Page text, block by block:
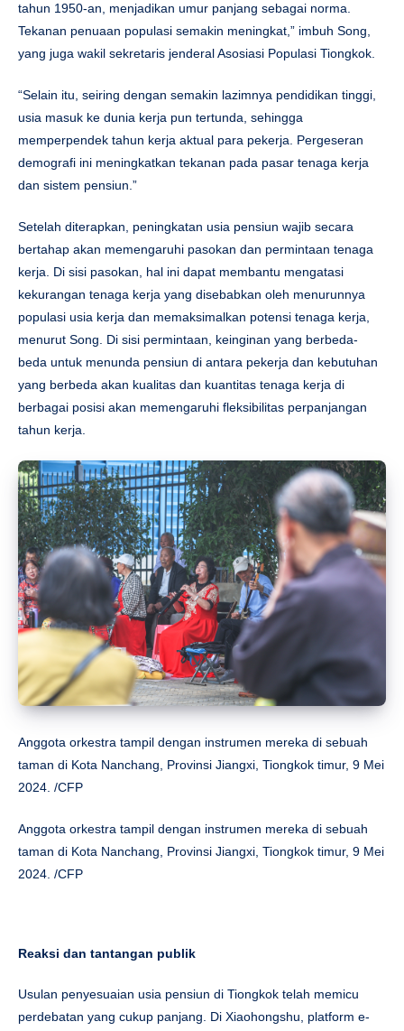
tahun 1950-an, menjadikan umur panjang sebagai norma.
Tekanan penuaan populasi semakin meningkat,” imbuh Song,
yang juga wakil sekretaris jenderal Asosiasi Populasi Tiongkok.
“Selain itu, seiring dengan semakin lazimnya pendidikan tinggi,
usia masuk ke dunia kerja pun tertunda, sehingga
memperpendek tahun kerja aktual para pekerja. Pergeseran
demografi ini meningkatkan tekanan pada pasar tenaga kerja
dan sistem pensiun.”
Setelah diterapkan, peningkatan usia pensiun wajib secara
bertahap akan memengaruhi pasokan dan permintaan tenaga
kerja. Di sisi pasokan, hal ini dapat membantu mengatasi
kekurangan tenaga kerja yang disebabkan oleh menurunnya
populasi usia kerja dan memaksimalkan potensi tenaga kerja,
menurut Song. Di sisi permintaan, keinginan yang berbeda-
beda untuk menunda pensiun di antara pekerja dan kebutuhan
yang berbeda akan kualitas dan kuantitas tenaga kerja di
berbagai posisi akan memengaruhi fleksibilitas perpanjangan
tahun kerja.
Anggota orkestra tampil dengan instrumen mereka di sebuah
taman di Kota Nanchang, Provinsi Jiangxi, Tiongkok timur, 9 Mei
2024. /CFP
Anggota orkestra tampil dengan instrumen mereka di sebuah
taman di Kota Nanchang, Provinsi Jiangxi, Tiongkok timur, 9 Mei
2024. /CFP
Reaksi dan tantangan publik
Usulan penyesuaian usia pensiun di Tiongkok telah memicu
perdebatan yang cukup panjang. Di Xiaohongshu, platform e-